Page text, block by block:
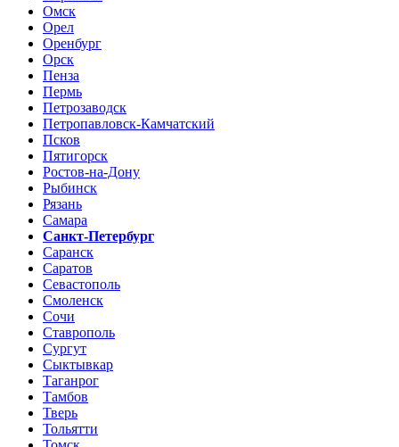
Омск
Орел
Оренбург
Орск
Пенза
Пермь
Петрозаводск
Петропавловск-Камчатский
Псков
Пятигорск
Ростов-на-Дону
Рыбинск
Рязань
Самара
Санкт-Петербург
Саранск
Саратов
Севастополь
Смоленск
Сочи
Ставрополь
Сургут
Сыктывкар
Таганрог
Тамбов
Тверь
Тольятти